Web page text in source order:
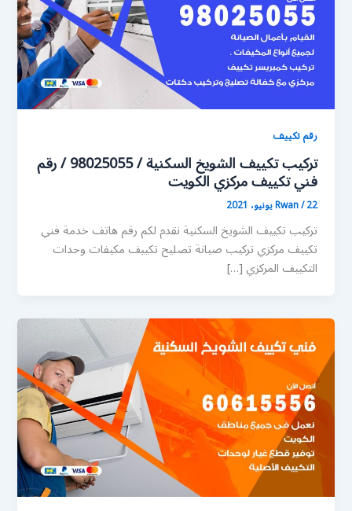
رقم تكييف
تركيب تكييف الشويخ السكنية / 98025055 / رقم
فني تكييف مركزي الكويت
Rwan/22 يونيو، 2021
تركيب تكييف الشويخ السكنية نقدم لكم رقم هاتف خدمة فني
تكييف مركزي تركيب صيانة تصليح تكييف مكيفات وحدات
التكييف المركزي […]